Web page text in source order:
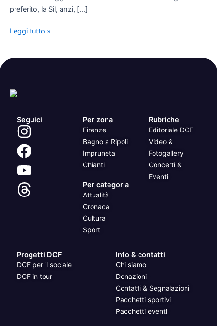
preferito, la Sil, anzi, […]
Leggi tutto »
Seguici Per zona
Firenze
Bagno a Ripoli
Impruneta
Chianti
Per categoria
Attualità
Cronaca
Cultura
Sport
Rubriche
Editoriale DCF
Video &
Fotogallery
Concerti &
Eventi
Progetti DCF
DCF per il sociale
DCF in tour
Info & contatti
Chi siamo
Donazioni
Contatti & Segnalazioni
Pacchetti sportivi
Pacchetti eventi